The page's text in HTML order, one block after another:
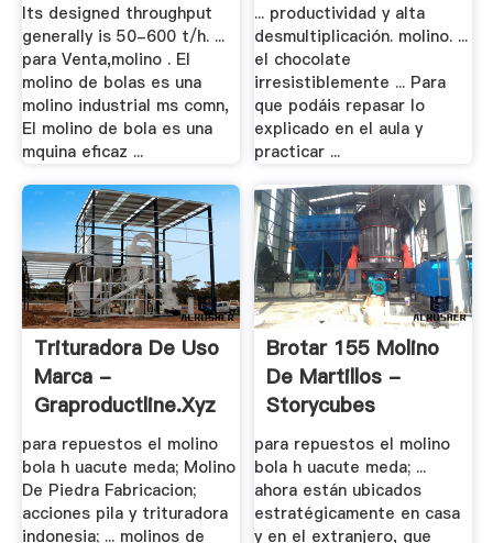
Its designed throughput
generally is 50-600 t/h. ...
para Venta,molino . El
molino de bolas es una
molino industrial ms comn,
El molino de bola es una
mquina eficaz ...
... productividad y alta
desmultiplicación. molino. ...
el chocolate
irresistiblemente ... Para
que podáis repasar lo
explicado en el aula y
practicar ...
Trituradora De Uso
Marca -
Graproductline.xyz
para repuestos el molino
bola h uacute meda; Molino
De Piedra Fabricacion;
acciones pila y trituradora
indonesia; ... molinos de
Brotar 155 Molino
De Martillos -
Storycubes
para repuestos el molino
bola h uacute meda; ...
ahora están ubicados
estratégicamente en casa
y en el extranjero, que